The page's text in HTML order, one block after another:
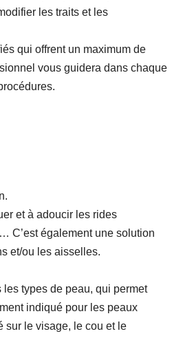
les traits et les
qui offrent un maximum de
vous guidera dans chaque
et à adoucir les rides
C’est également une solution
et/ou les aisselles.
types de peau, qui permet
indiqué pour les peaux
sur le visage, le cou et le